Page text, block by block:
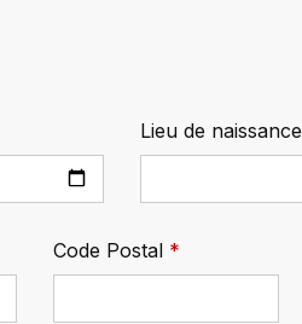
Lieu de naissance
Code Postal